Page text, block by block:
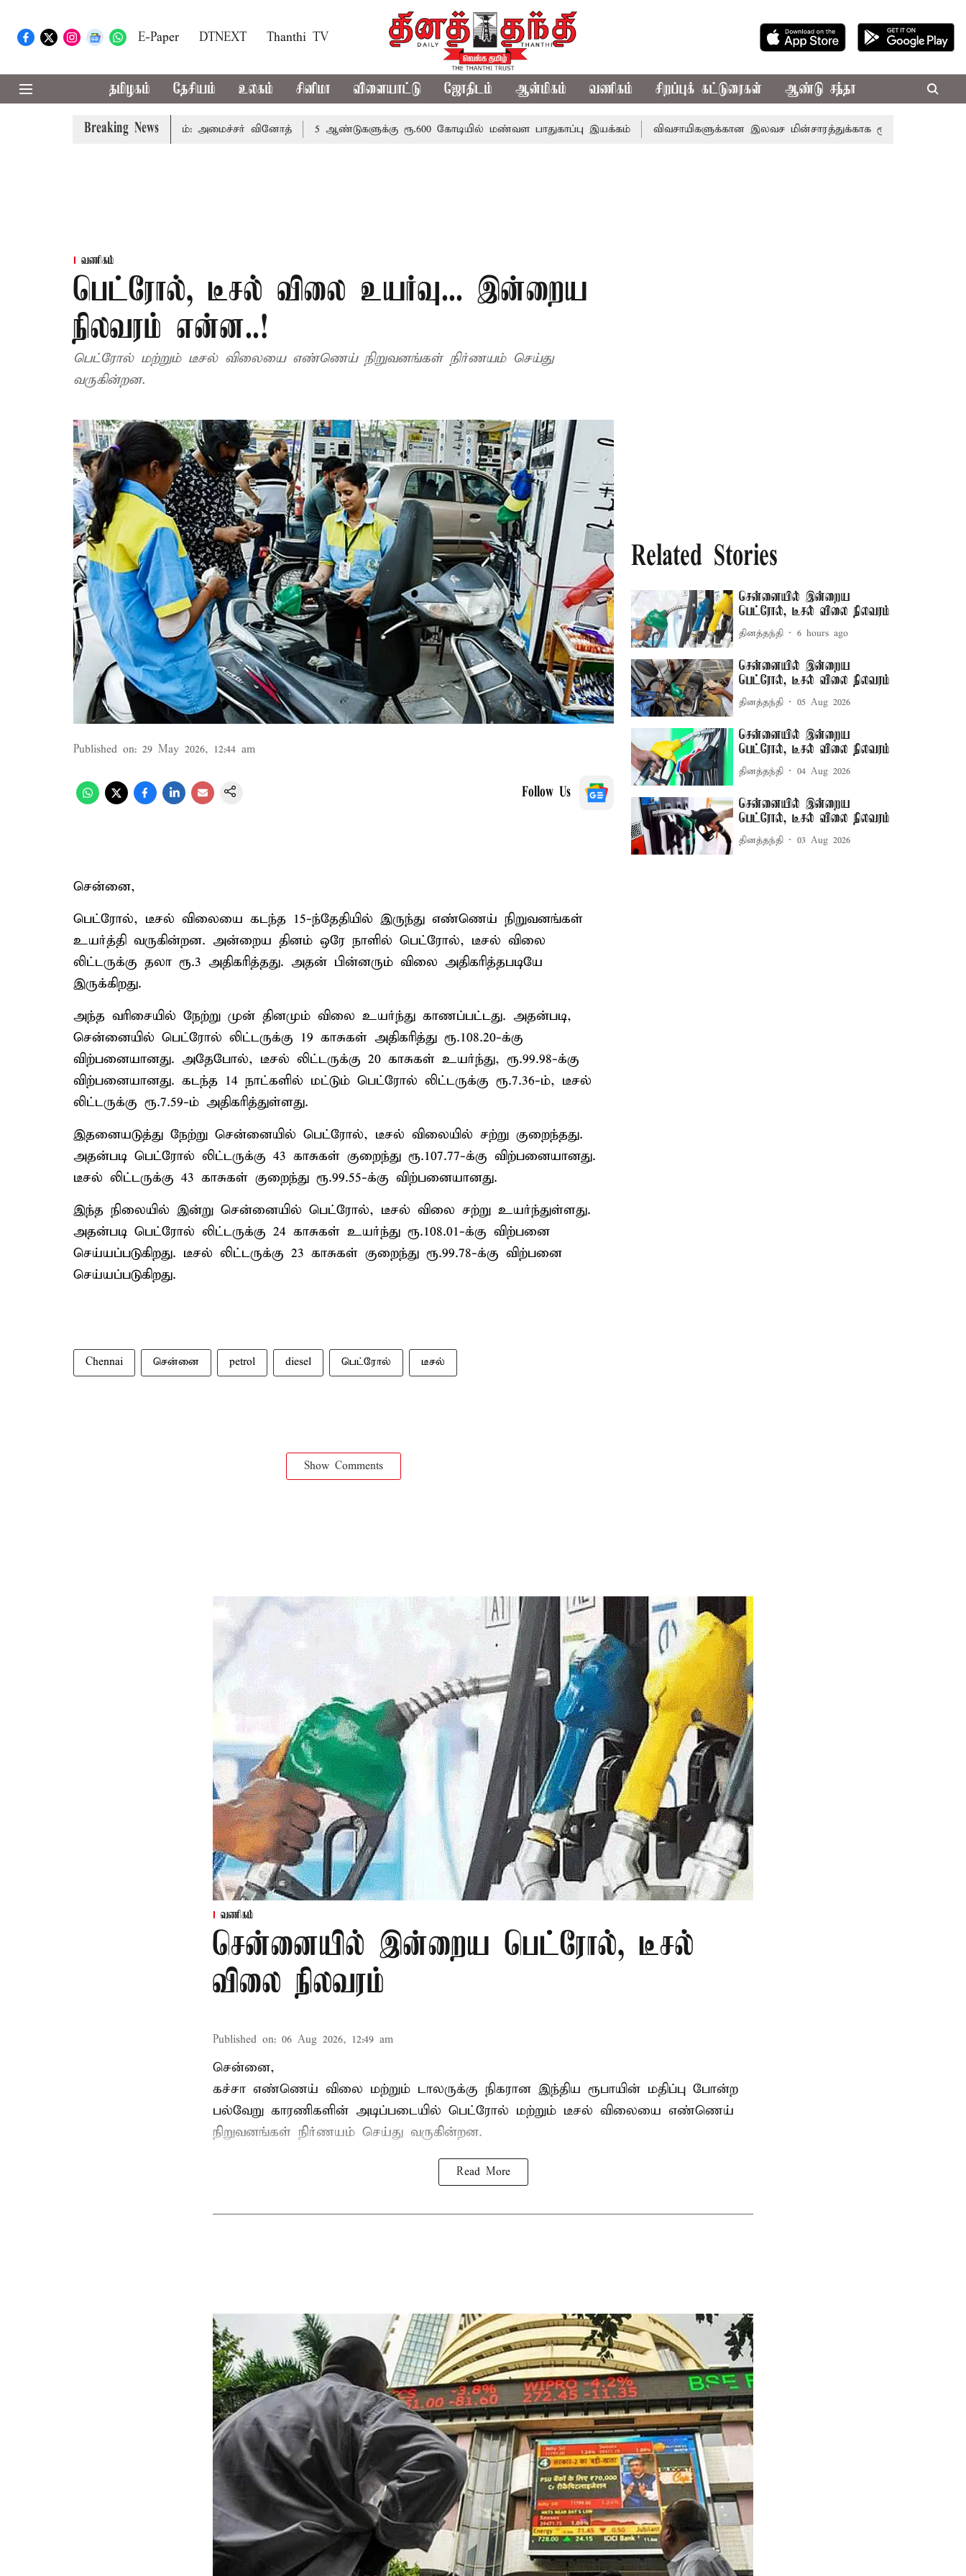
E-Paper DTNEXT Thanthi TV
தமிழகம் தேசியம் உலகம் சினிமா விளையாட்டு ஜோதிடம் ஆன்மிகம் வணிகம் சிறப்புக் கட்டுரைகள் ஆண்டு சந்தா
Breaking News
தவிர்க்க வேண்டும்: அமைச்சர் வினோத் 5 ஆண்டுகளுக்கு ரூ.600 கோடியில் மண்வள பாதுகாப்பு இயக்கம் விவசாயிகளுக்கான இலவச மின்சாரத்துக்காக ரூ.7,432 கோடி ஒதுக்கீடு;
வணிகம்
பெட்ரோல், டீசல் விலை உயர்வு... இன்றைய
நிலவரம் என்ன..!
பெட்ரோல் மற்றும் டீசல் விலையை எண்ணெய் நிறுவனங்கள் நிர்ணயம் செய்து
வருகின்றன.
Published on: 29 May 2026, 12:44 am
Follow Us
சென்னை,
பெட்ரோல், டீசல் விலையை கடந்த 15-ந்தேதியில் இருந்து எண்ணெய் நிறுவனங்கள்
உயர்த்தி வருகின்றன. அன்றைய தினம் ஒரே நாளில் பெட்ரோல், டீசல் விலை
லிட்டருக்கு தலா ரூ.3 அதிகரித்தது. அதன் பின்னரும் விலை அதிகரித்தபடியே
இருக்கிறது.
அந்த வரிசையில் நேற்று முன் தினமும் விலை உயர்ந்து காணப்பட்டது. அதன்படி,
சென்னையில் பெட்ரோல் லிட்டருக்கு 19 காசுகள் அதிகரித்து ரூ.108.20-க்கு
விற்பனையானது. அதேபோல், டீசல் லிட்டருக்கு 20 காசுகள் உயர்ந்து, ரூ.99.98-க்கு
விற்பனையானது. கடந்த 14 நாட்களில் மட்டும் பெட்ரோல் லிட்டருக்கு ரூ.7.36-ம், டீசல்
லிட்டருக்கு ரூ.7.59-ம் அதிகரித்துள்ளது.
இதனையடுத்து நேற்று சென்னையில் பெட்ரோல், டீசல் விலையில் சற்று குறைந்தது.
அதன்படி பெட்ரோல் லிட்டருக்கு 43 காசுகள் குறைந்து ரூ.107.77-க்கு விற்பனையானது.
டீசல் லிட்டருக்கு 43 காசுகள் குறைந்து ரூ.99.55-க்கு விற்பனையானது.
இந்த நிலையில் இன்று சென்னையில் பெட்ரோல், டீசல் விலை சற்று உயர்ந்துள்ளது.
அதன்படி பெட்ரோல் லிட்டருக்கு 24 காசுகள் உயர்ந்து ரூ.108.01-க்கு விற்பனை
செய்யப்படுகிறது. டீசல் லிட்டருக்கு 23 காசுகள் குறைந்து ரூ.99.78-க்கு விற்பனை
செய்யப்படுகிறது.
Chennai சென்னை petrol diesel பெட்ரோல் டீசல்
Show Comments
Related Stories
சென்னையில் இன்றைய
பெட்ரோல், டீசல் விலை நிலவரம்
தினத்தந்தி 6 hours ago
சென்னையில் இன்றைய
பெட்ரோல், டீசல் விலை நிலவரம்
தினத்தந்தி 05 Aug 2026
சென்னையில் இன்றைய
பெட்ரோல், டீசல் விலை நிலவரம்
தினத்தந்தி 04 Aug 2026
சென்னையில் இன்றைய
பெட்ரோல், டீசல் விலை நிலவரம்
தினத்தந்தி 03 Aug 2026
வணிகம்
சென்னையில் இன்றைய பெட்ரோல், டீசல்
விலை நிலவரம்
Published on: 06 Aug 2026, 12:49 am
சென்னை,
கச்சா எண்ணெய் விலை மற்றும் டாலருக்கு நிகரான இந்திய ரூபாயின் மதிப்பு போன்ற
பல்வேறு காரணிகளின் அடிப்படையில் பெட்ரோல் மற்றும் டீசல் விலையை எண்ணெய்
நிறுவனங்கள் நிர்ணயம் செய்து வருகின்றன.
Read More